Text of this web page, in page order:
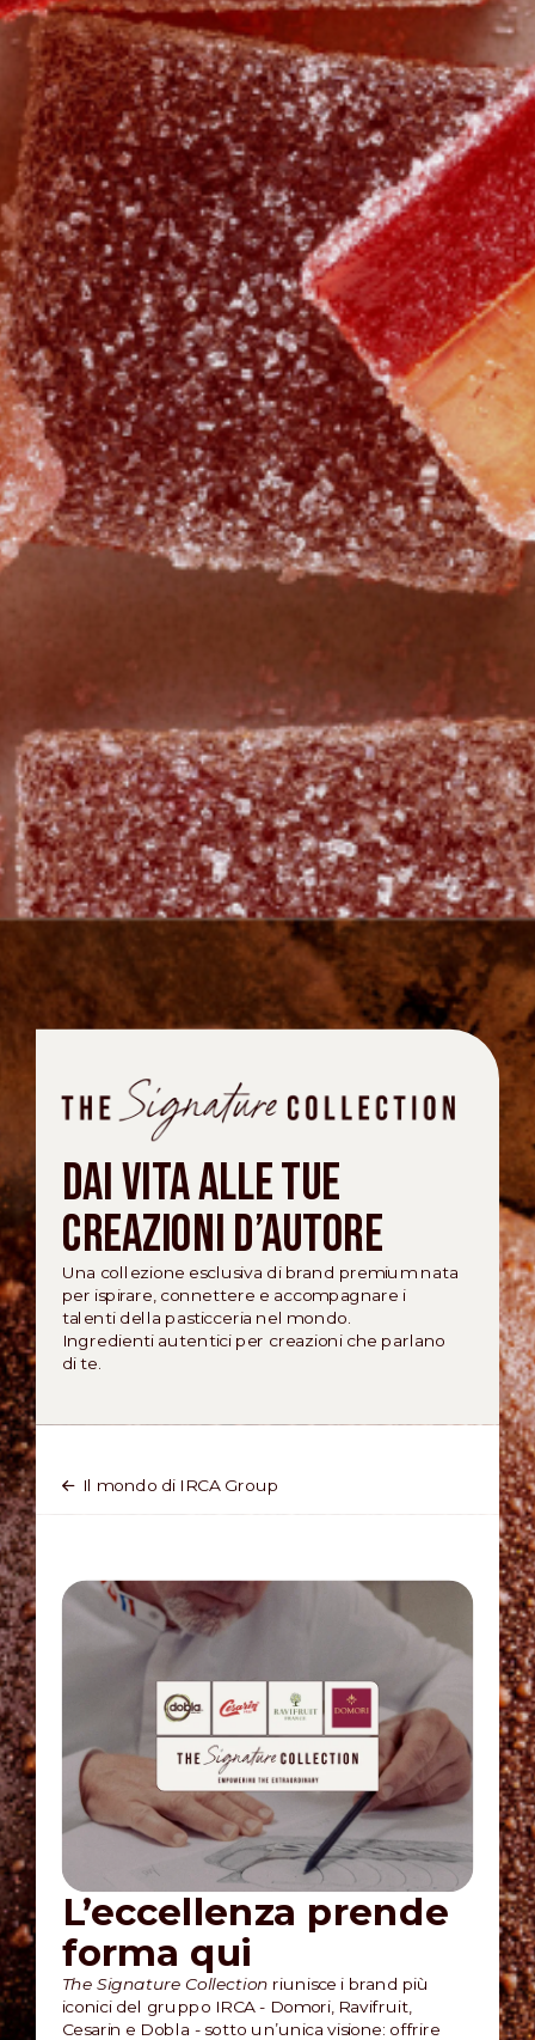
Dai vita alle tue
creazioni d’autore
Una collezione esclusiva di brand premium nata
per ispirare, connettere e accompagnare i
talenti della pasticceria nel mondo.
Ingredienti autentici per creazioni che parlano
di te.
Il mondo di IRCA Group
L’eccellenza prende
forma qui
The Signature Collection riunisce i brand più
iconici del gruppo IRCA - Domori, Ravifruit,
Cesarin e Dobla - sotto un’unica visione: offrire